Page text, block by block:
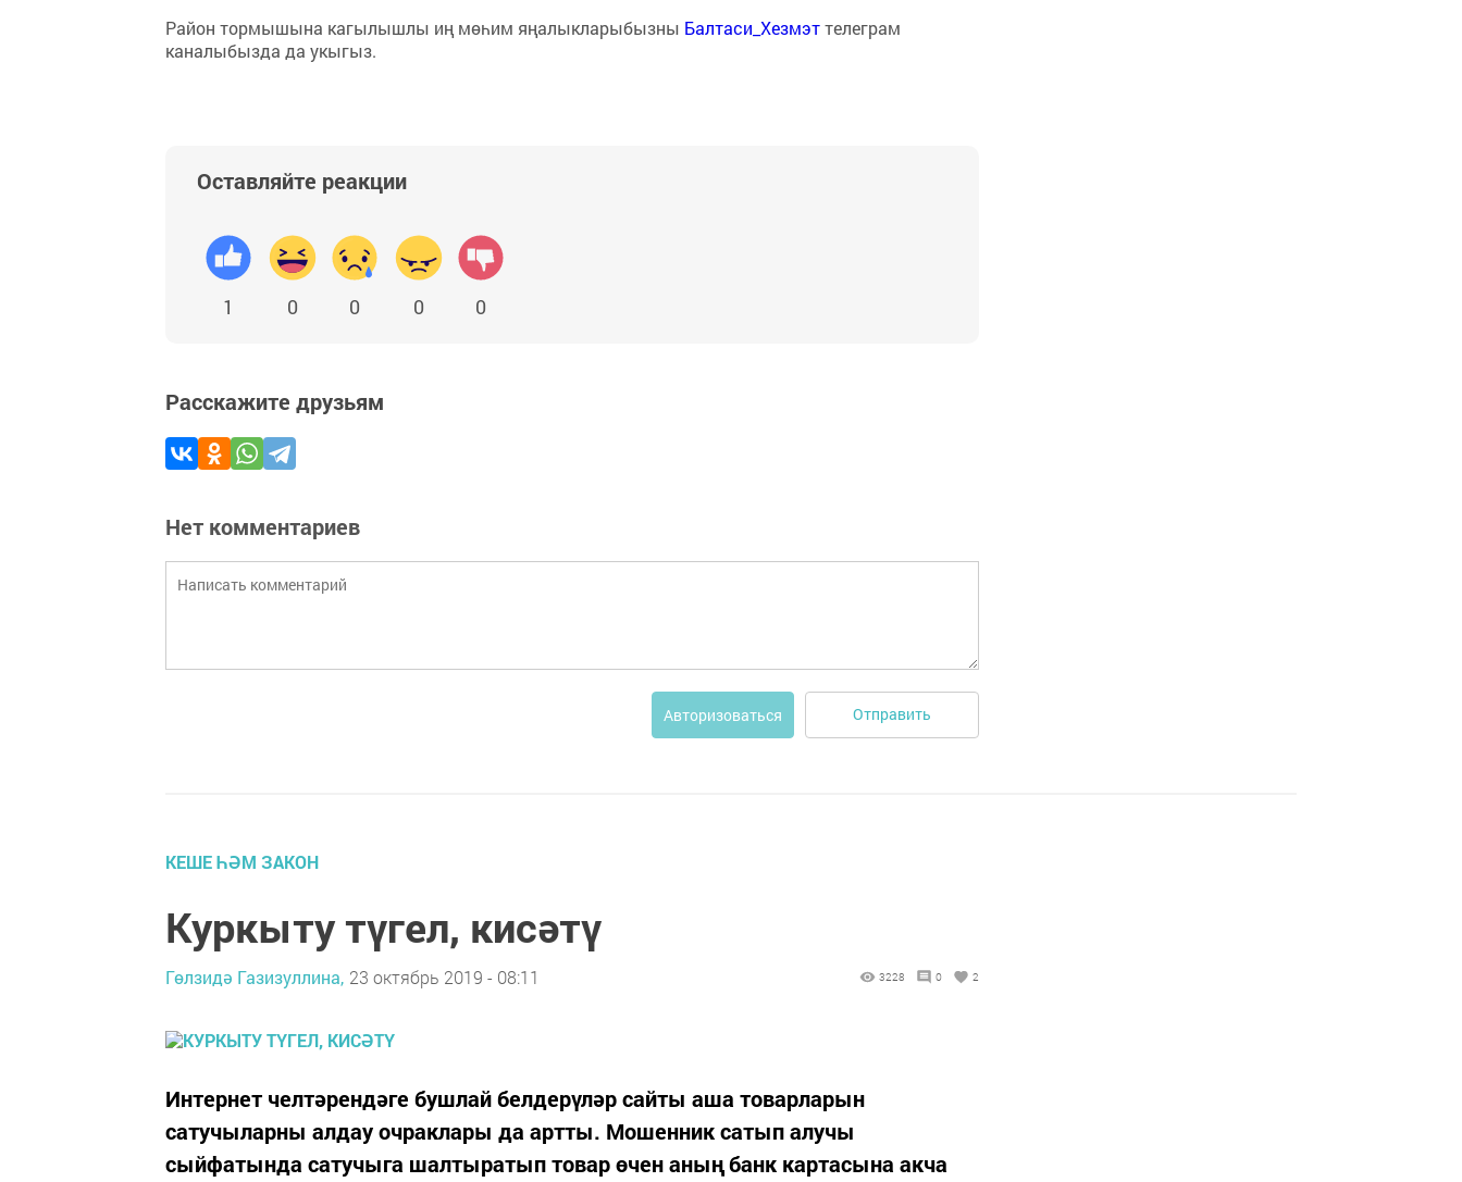
Район тормышына кагылышлы иң мөһим яңалыкларыбызны Балтаси_Хезмэттелеграм
каналыбызда да укыгыз.
Оставляйте реакции
1 0 0 0 0
Расскажите друзьям
Нет комментариев
Авторизоваться Отправить
КЕШЕ ҺӘМ ЗАКОН
Куркыту түгел, кисәтү
Гөлзидә Газизуллина, 23 октябрь 2019 - 08:11 3228 0 2
Интернет челтәрендәге бушлай белдерүләр сайты аша товарларын
сатучыларны алдау очраклары да артты. Мошенник сатып алучы
сыйфатында сатучыга шалтыратып товар өчен аның банк картасына акча